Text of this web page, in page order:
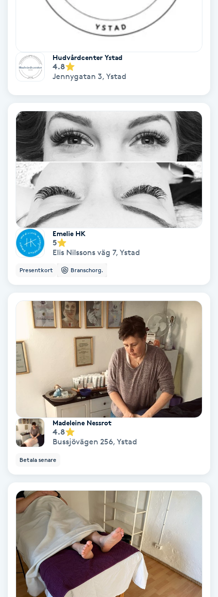
Regndroppsmassage
Reiki
Reiki massage
Restorative Yoga
Rosacea
Rosenmetoden
Ryggmassage
Senioryoga
Singelfransar
Sjukgymnastik
Skalpmassage
Skinbooster
Skoinlägg
Skägg
Skäggfärgning
Skäggklippning
Hudvårdcenter Ystad
4.8
Jennygatan 3, Ystad
Emelie HK
5
Elis Nilssons väg 7, Ystad
Presentkort Branschorg.
Madeleine Nessrot
4.8
Bussjövägen 256, Ystad
Betala senare